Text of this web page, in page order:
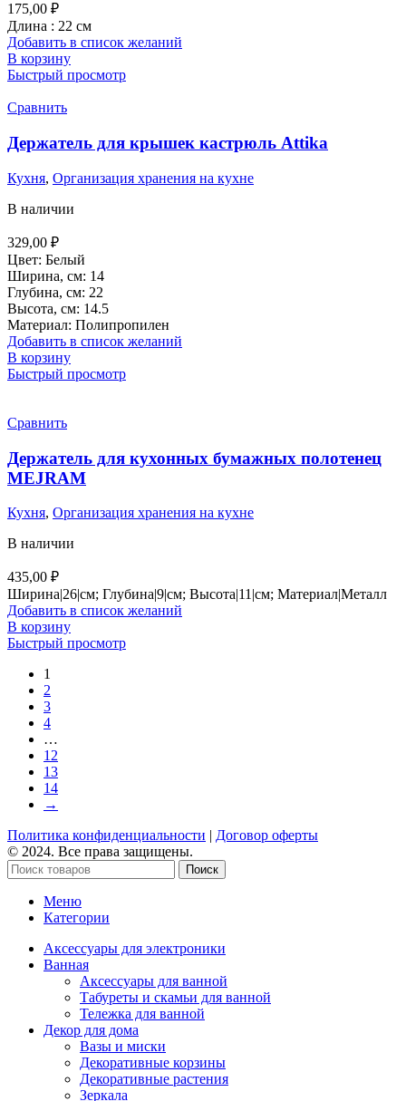
175,00 ₽
Длина : 22 см
Добавить в список желаний
В корзину
Быстрый просмотр
Сравнить
Держатель для крышек кастрюль Attika
Кухня, Организация хранения на кухне
В наличии
329,00 ₽
Цвет: Белый
Ширина, см: 14
Глубина, см: 22
Высота, см: 14.5
Материал: Полипропилен
Добавить в список желаний
В корзину
Быстрый просмотр
Сравнить
Держатель для кухонных бумажных полотенец
MEJRAM
Кухня, Организация хранения на кухне
В наличии
435,00 ₽
Ширина|26|см; Глубина|9|см; Высота|11|см; Материал|Металл
Добавить в список желаний
В корзину
Быстрый просмотр
1
2
3
4
…
12
13
14
→
Политика конфиденциальности | Договор оферты
© 2024. Все права защищены.
Поиск
Меню
Категории
Аксессуары для электроники
Ванная
Аксессуары для ванной
Табуреты и скамьи для ванной
Тележка для ванной
Декор для дома
Вазы и миски
Декоративные корзины
Декоративные растения
Зеркала